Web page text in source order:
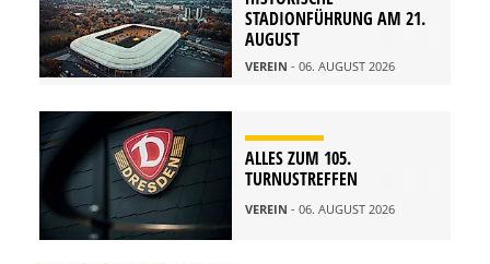
STADIONFÜHRUNG AM 21.
AUGUST
VEREIN - 06. AUGUST 2026
ALLES ZUM 105.
TURNUSTREFFEN
VEREIN - 06. AUGUST 2026